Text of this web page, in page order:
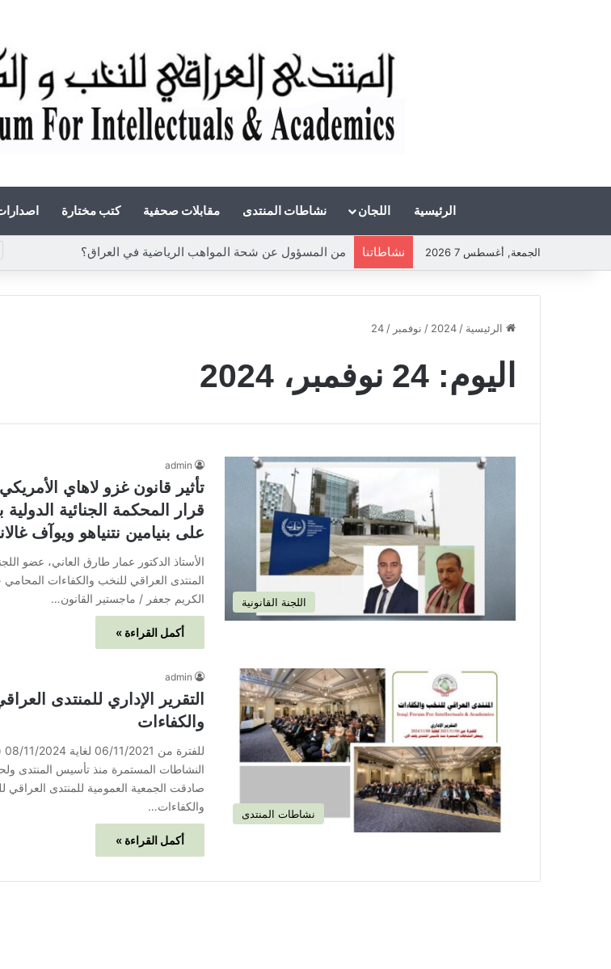
الرئيسية اللجان نشاطات المنتدى مقابلات صحفية كتب مختارة
الجمعة, أغسطس 7 2026 نشاطاتنا من المسؤول عن شحة المواهب الرياضية في العراق؟
الرئيسية /
2024
/ نوفمبر /
24
اليوم: 24 نوفمبر، 2024
اللجنة القانونية
admin
تأثير قانون غزو لاهاي
قرار المحكمة الجنائية الدولية
على بنيامين نتنياهو ويوآف
الأستاذ الدكتور عمار طارق العاني، عضو
المنتدى العراقي للنخب والكفاءات المحامي
الكريم جعفر / ماجستير القانون…
أكمل القراءة »
نشاطات المنتدى
admin
التقرير الإداري للمنتدى
والكفاءات
النشاطات المستمرة منذ تأسيس المنتدى
صادقت الجمعية العمومية للمنتدى العراقي
والكفاءات…
أكمل القراءة »